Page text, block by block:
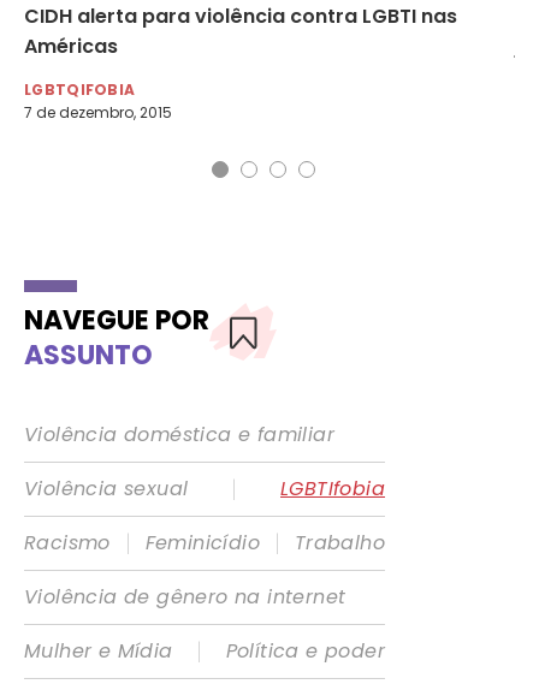
CIDH alerta para violência contra LGBTI nas
Américas
LGBTQIFOBIA
7 de dezembro, 2015
NAVEGUE POR
ASSUNTO
Violência doméstica e familiar
Violência sexual
|
LGBTIfobia
Racismo
| Feminicídio |
Trabalho
Violência de gênero na internet
Mulher e Mídia
|
Política e poder